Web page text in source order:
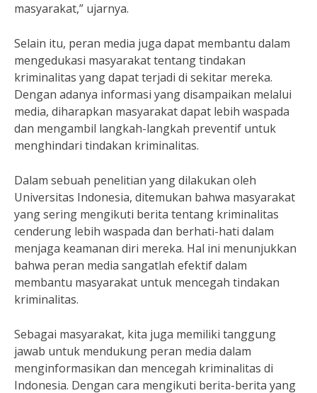
masyarakat,” ujarnya.
Selain itu, peran media juga dapat membantu dalam
mengedukasi masyarakat tentang tindakan
kriminalitas yang dapat terjadi di sekitar mereka.
Dengan adanya informasi yang disampaikan melalui
media, diharapkan masyarakat dapat lebih waspada
dan mengambil langkah-langkah preventif untuk
menghindari tindakan kriminalitas.
Dalam sebuah penelitian yang dilakukan oleh
Universitas Indonesia, ditemukan bahwa masyarakat
yang sering mengikuti berita tentang kriminalitas
cenderung lebih waspada dan berhati-hati dalam
menjaga keamanan diri mereka. Hal ini menunjukkan
bahwa peran media sangatlah efektif dalam
membantu masyarakat untuk mencegah tindakan
kriminalitas.
Sebagai masyarakat, kita juga memiliki tanggung
jawab untuk mendukung peran media dalam
menginformasikan dan mencegah kriminalitas di
Indonesia. Dengan cara mengikuti berita-berita yang